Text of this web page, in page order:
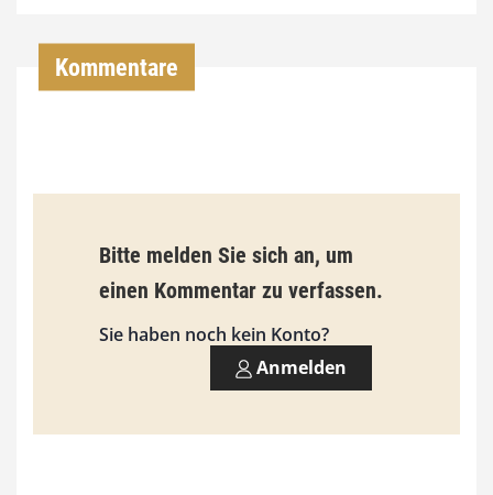
€
i
s
9
0
Kommentare
Bitte melden Sie sich an, um
einen Kommentar zu verfassen.
Sie haben noch kein Konto?
Anmelden